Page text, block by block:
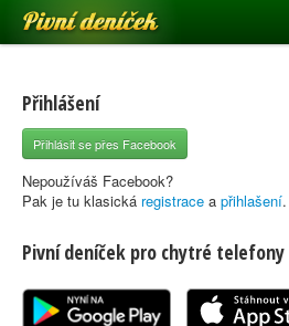
Pivní deníček
Pivní mapa
Pivní značky
Nápověda
Registrace
Přihlášení
Přihlásit se přes Facebook
Nepoužíváš Facebook?
Pak je tu klasická registrace a přihlašení.
Pivní deníček pro chytré telefony